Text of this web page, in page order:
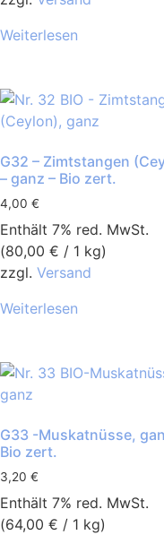
Weiterlesen
G32 – Zimtstangen
– ganz – Bio zert.
4,00 €
Enthält 7% red. MwSt.
(80,00 € / 1 kg)
zzgl. Versand
Weiterlesen
G33 -Muskatnüsse,
Bio zert.
3,20 €
Enthält 7% red. MwSt.
(64,00 € / 1 kg)